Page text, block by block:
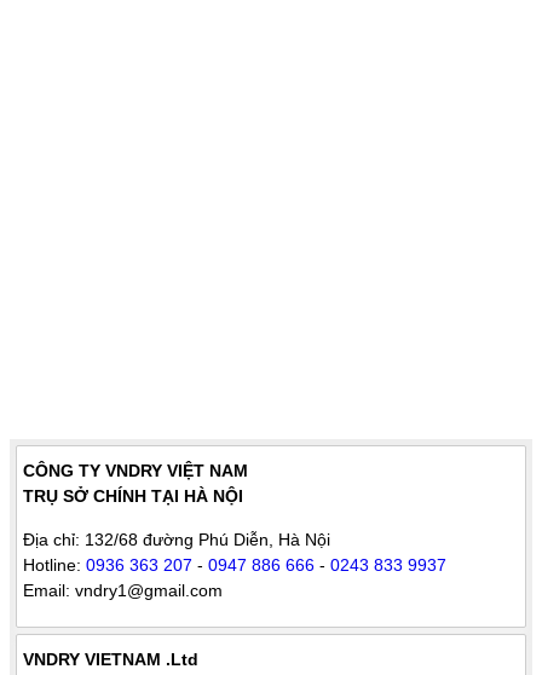
CÔNG TY VNDRY VIỆT NAM
TRỤ SỞ CHÍNH TẠI HÀ NỘI
Địa chỉ: 132/68 đường Phú Diễn, Hà Nội
Hotline: 0936 363 207 - 0947 886 666 - 0243 833 9937
Email: vndry1@gmail.com
VNDRY VIETNAM .Ltd